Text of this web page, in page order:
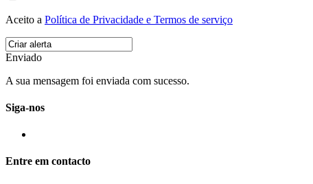
Aceito a Política de Privacidade e Termos de serviço
Enviado
A sua mensagem foi enviada com sucesso.
Siga-nos
Entre em contacto